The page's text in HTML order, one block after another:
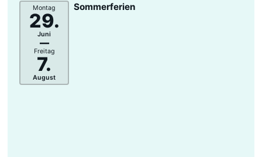
Montag
29.
Juni
–
Freitag
7.
August
Sommerferien